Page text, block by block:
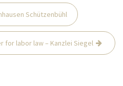
Schützenbühl
for labor law – Kanzlei Siegel